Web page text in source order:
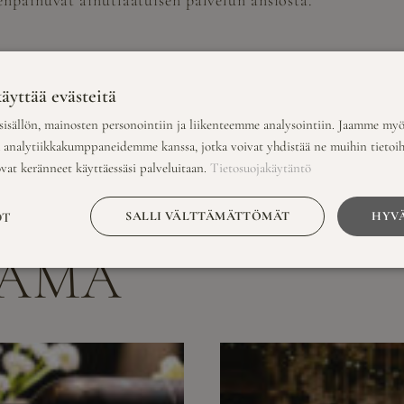
kokemuksia. Kauniissa syysillassa voi
syventävät myös hääjuhlan tunnelmaa ja tekevät
evästeitä
mainosten personointiin ja liikenteemme analysointiin. Jaamme
analytiikkakumppaneidemme kanssa, jotka voivat yhdistää ne muihin
keränneet käyttäessäsi palveluitaan. Tietosuojakäytäntö
SALLI VÄLTTÄMÄTTÖMÄT